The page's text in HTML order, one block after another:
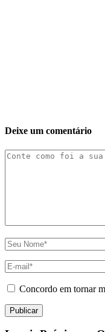
Deixe um comentário
Concordo em tornar